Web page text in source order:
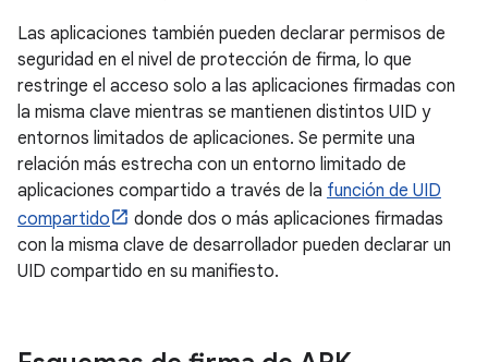
Las aplicaciones también pueden declarar permisos de
seguridad en el nivel de protección de firma, lo que
restringe el acceso solo a las aplicaciones firmadas con
la misma clave mientras se mantienen distintos UID y
entornos limitados de aplicaciones. Se permite una
relación más estrecha con un entorno limitado de
aplicaciones compartido a través de la función de UID
compartido
donde dos o más aplicaciones firmadas
con la misma clave de desarrollador pueden declarar un
UID compartido en su manifiesto.